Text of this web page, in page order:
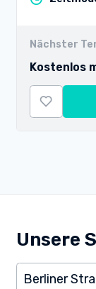
Nächster
Kostenlos
Unsere
Berliner